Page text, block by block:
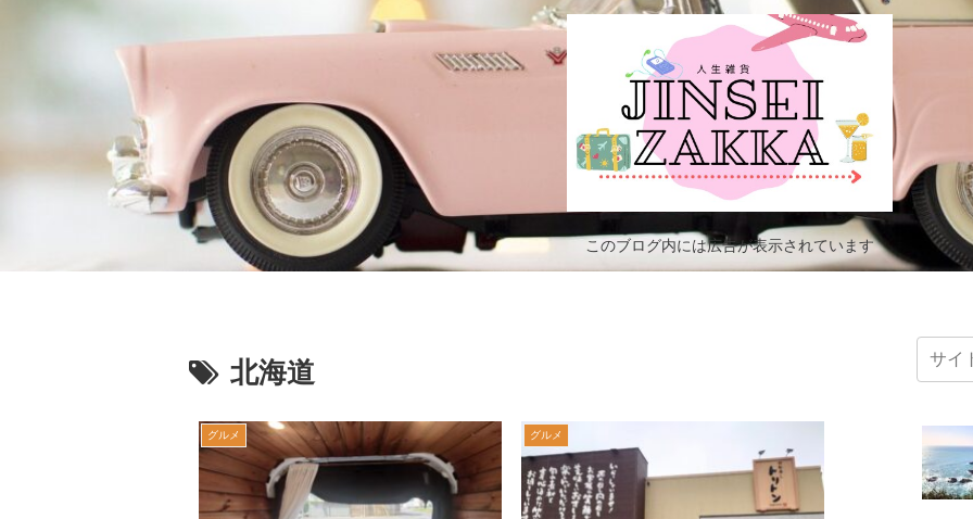
このブログ内には広告が表示されています
北海道
グルメ グルメ